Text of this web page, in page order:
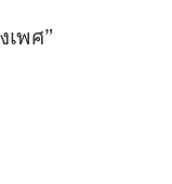
เพศ”